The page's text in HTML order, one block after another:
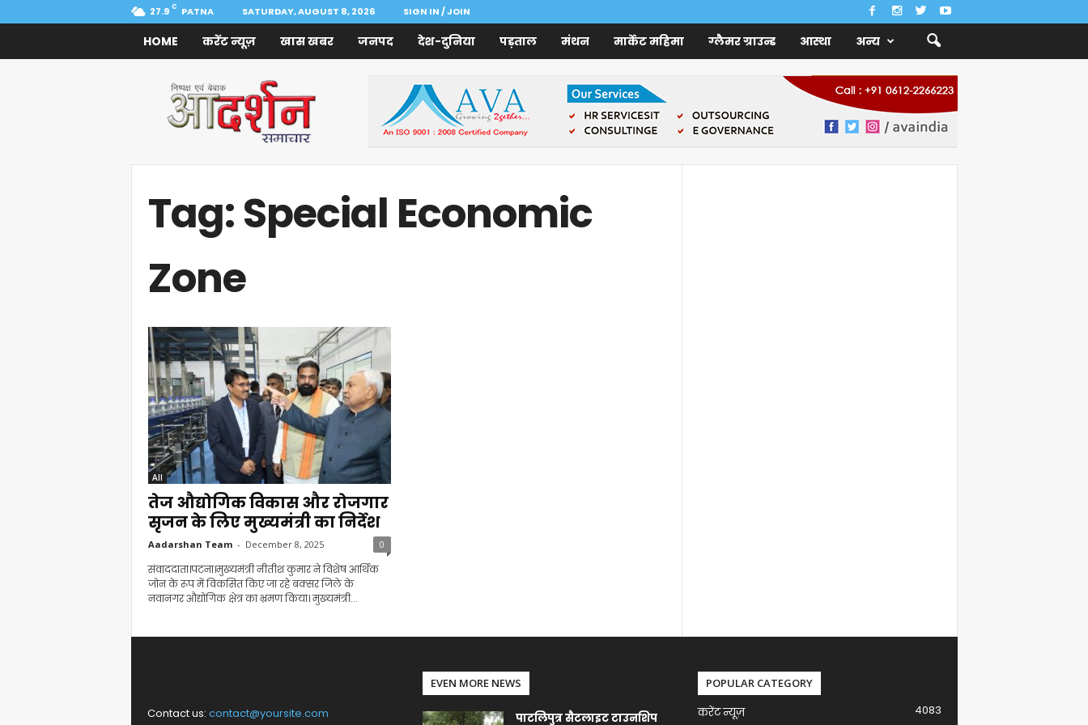
27.9 C PATNA SATURDAY, AUGUST 8, 2026 SIGN IN / JOIN
HOME करेंट न्यूज़ खास खबर जनपद देश-दुनिया पड़ताल मंथन मार्केट महिमा ग्लैमर ग्राउन्ड आस्था अन्य
Samachar
Tag: Special Economic
Zone
All
तेज औद्योगिक विकास और रोजगार
सृजन के लिए मुख्यमंत्री का निर्देश
Aadarshan Team - December 8, 2025 0
संवाददाता।पटना।मुख्यमंत्री नीतीश कुमार ने विशेष आर्थिक
जोन के रूप में विकसित किए जा रहे बक्सर जिले के
नवानगर औद्योगिक क्षेत्र का भ्रमण किया। मुख्यमंत्री...
Contact us: contact@yoursite.com
EVEN MORE NEWS
पाटलिपुत्र सैटलाइट टाउनशिप
POPULAR CATEGORY
करेंट न्यूज़ 4083